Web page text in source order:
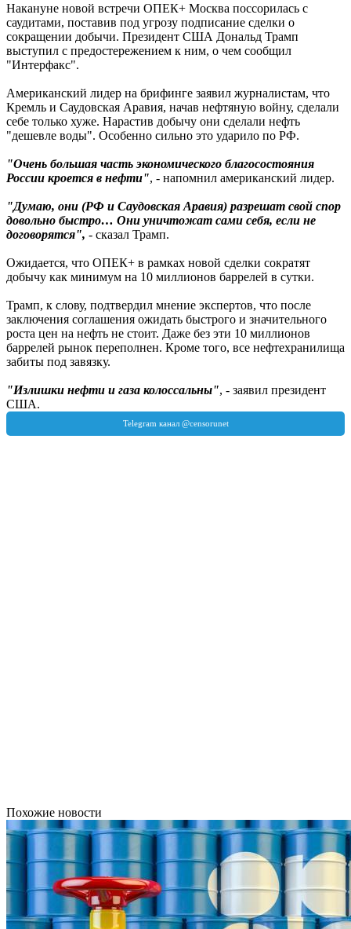
Накануне новой встречи ОПЕК+ Москва поссорилась с
саудитами, поставив под угрозу подписание сделки о
сокращении добычи. Президент США Дональд Трамп
выступил с предостережением к ним, о чем сообщил
"Интерфакс".
Американский лидер на брифинге заявил журналистам, что
Кремль и Саудовская Аравия, начав нефтяную войну, сделали
себе только хуже. Нарастив добычу они сделали нефть
"дешевле воды". Особенно сильно это ударило по РФ.
"Очень большая часть экономического благосостояния
России кроется в нефти", - напомнил американский лидер.
"Думаю, они (РФ и Саудовская Аравия) разрешат свой спор
довольно быстро… Они уничтожат сами себя, если не
договорятся", - сказал Трамп.
Ожидается, что ОПЕК+ в рамках новой сделки сократят
добычу как минимум на 10 миллионов баррелей в сутки.
Трамп, к слову, подтвердил мнение экспертов, что после
заключения соглашения ожидать быстрого и значительного
роста цен на нефть не стоит. Даже без эти 10 миллионов
баррелей рынок переполнен. Кроме того, все нефтехранилища
забиты под завязку.
"Излишки нефти и газа колоссальны", - заявил президент
США.
Похожие новости